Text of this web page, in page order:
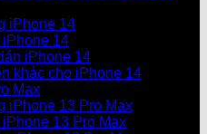
iPhone 14
iPhone 14
iPhone 14
khác cho iPhone 14
Max
iPhone 13 Pro Max
iPhone 13 Pro Max